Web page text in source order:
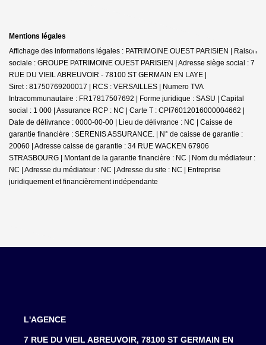
Mentions légales
Affichage des informations légales : PATRIMOINE OUEST PARISIEN | Raison
sociale : GROUPE PATRIMOINE OUEST PARISIEN | Adresse siège social : 7
RUE DU VIEIL ABREUVOIR - 78100 ST GERMAIN EN LAYE |
Siret : 81750769200017 | RCS : VERSAILLES | Numero TVA
Intracommunautaire : FR17817507692 | Forme juridique : SASU | Capital
social : 1 000 | Assurance RCP : NC | Carte T : CPI76012016000004662 |
Date de délivrance : 0000-00-00 | Lieu de délivrance : NC | Caisse de
garantie financière : SERENIS ASSURANCE. | N° de caisse de garantie :
20060 | Adresse caisse de garantie : 34 RUE WACKEN 67906
STRASBOURG | Montant de la garantie financière : NC | Nom du médiateur :
NC | Adresse du médiateur : NC | Adresse du site : NC | Entreprise
juridiquement et financièrement indépendante
L'AGENCE
7 RUE DU VIEIL ABREUVOIR, 78100 ST GERMAIN EN